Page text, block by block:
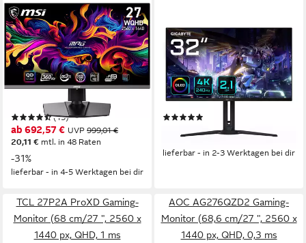
MSI
MPG 271QRX QD-OLED
OLED-Monitor
67 cm/ 27 Zoll Diagonale
2560 x 1440 px, WQHD Auflösung
0,03 ms Reaktionszeit
Produktdatenblatt
(15)
ab 692,57 € UVP 999,01 €
20,11 € mtl. in 48 Raten
-31%
lieferbar - in 4-5 Werktagen bei dir
AORUS FO32U2P Gaming-
Monitor
80,3 cm/ 32 Zoll Diagonale
3840 x 2160 px, 4K Ultra HD Auflösung
240 Hz Bildwiederholfrequenz
ab 742,57 €
lieferbar - in 2-3 Werktagen bei dir
TCL 27P2A ProXD Gaming-
Monitor (68 cm/27 ", 2560 x
1440 px, QHD, 1 ms
AOC AG276QZD2 Gaming-
Monitor (68,6 cm/27 ", 2560 x
1440 px, QHD, 0,3 ms